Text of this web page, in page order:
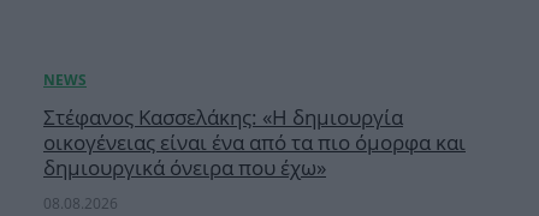
Στέφανος Κασσελάκης: «Η δημιουργία
οικογένειας είναι ένα από τα πιο όμορφα και
δημιουργικά όνειρα που έχω»
08.08.2026